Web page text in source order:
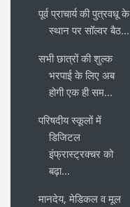
पूर्व प्राचार्य की पुत्रवधू के
स्थान पर सॉल्वर बैठ...
सभी छात्रों की शुल्क
भरपाई के लिए अब
होगी एक ही सम...
परिषदीय स्कूलों में
डिजिटल
इंफ्रास्ट्रक्चर को
बढ़ा...
मानदेय, मेडिकल व मूल